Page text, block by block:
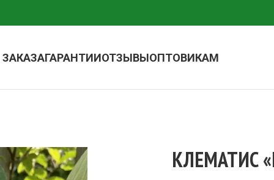
ГАРАНТИИОТЗЫВЫОПТОВИКАМ
КЛЕМАТИС